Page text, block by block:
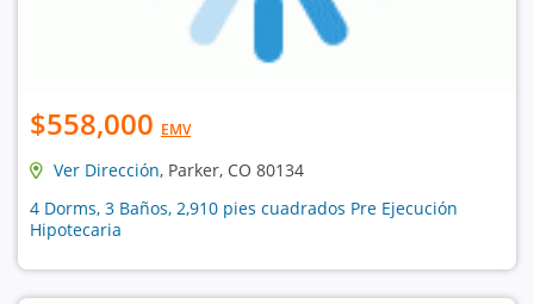
$558,000 EMV
Ver Dirección, Parker, CO 80134
4 Dorms, 3 Baños, 2,910 pies cuadrados Pre Ejecución
Hipotecaria